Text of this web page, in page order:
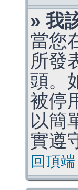
» 我
當您
所發
頭。
被停
以簡
實遵
回頂端